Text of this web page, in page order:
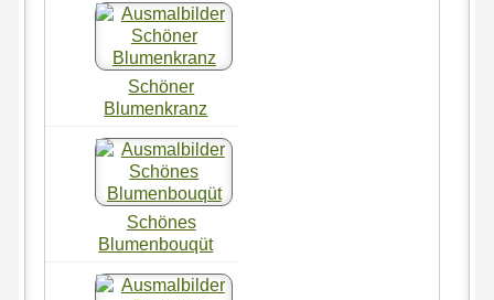
Schöner
Blumenkranz
Schönes
Blumenbouqüt